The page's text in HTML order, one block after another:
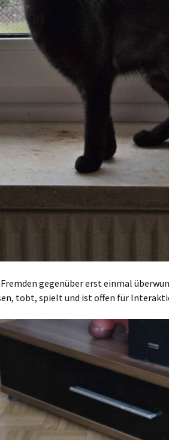
gegenüber erst einmal
tobt, spielt und ist offen für